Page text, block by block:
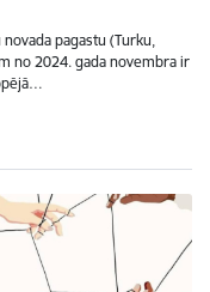
novada pagastu (Turku,
no 2024. gada novembra ir